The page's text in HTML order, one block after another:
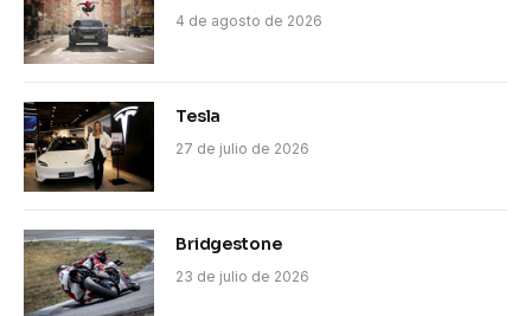
4 de agosto de 2026
Tesla
27 de julio de 2026
Bridgestone
23 de julio de 2026